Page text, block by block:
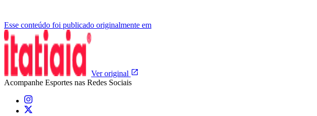
Esse conteúdo foi publicado originalmente em
Ver original
Acompanhe Esportes nas Redes Sociais